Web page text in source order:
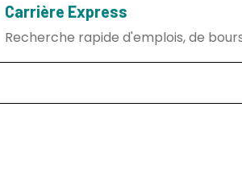
Carrière Express
Recherche rapide d'emplois, de